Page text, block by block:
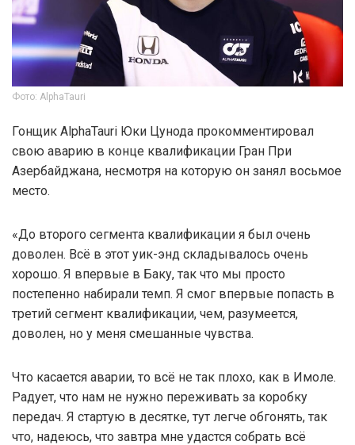
Фото: AlphaTauri
Гонщик AlphaTauri Юки Цунода прокомментировал
свою аварию в конце квалификации Гран При
Азербайджана, несмотря на которую он занял восьмое
место.
«До второго сегмента квалификации я был очень
доволен. Всё в этот уик-энд складывалось очень
хорошо. Я впервые в Баку, так что мы просто
постепенно набирали темп. Я смог впервые попасть в
третий сегмент квалификации, чем, разумеется,
доволен, но у меня смешанные чувства.
Что касается аварии, то всё не так плохо, как в Имоле.
Радует, что нам не нужно переживать за коробку
передач. Я стартую в десятке, тут легче обгонять, так
что, надеюсь, что завтра мне удастся собрать всё